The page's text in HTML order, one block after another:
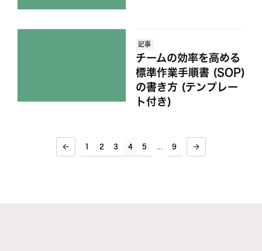
記事
チームの効率を高める
標準作業手順書 (SOP)
の書き方 (テンプレー
ト付き)
1 2 3 4 5 9